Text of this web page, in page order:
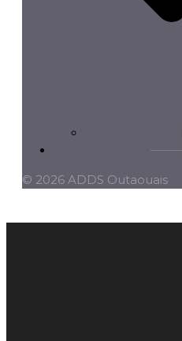
© 2026 ADDS Outaouais